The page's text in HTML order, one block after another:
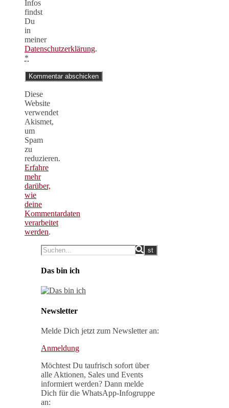
Infos
findst
Du
in
meiner
Datenschutzerklärung.
*
Diese
Website
verwendet
Akismet,
um
Spam
zu
reduzieren.
Erfahre
mehr
darüber,
wie
deine
Kommentardaten
verarbeitet
werden.
Das bin ich
Newsletter
Melde Dich jetzt zum Newsletter an:
Anmeldung
Möchtest Du taufrisch sofort über
alle Aktionen, Sales und Events
informiert werden? Dann melde
Dich für die WhatsApp-Infogruppe
an: